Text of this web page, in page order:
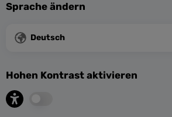
Sprache ändern
Deutsch
Hohen Kontrast aktivieren